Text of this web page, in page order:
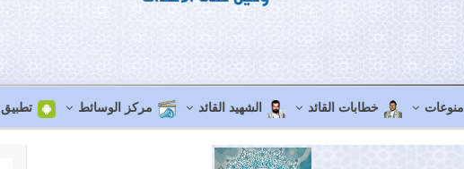
منوعات خطابات القائد الشهيد القائد مركز الوسائط تطبيق